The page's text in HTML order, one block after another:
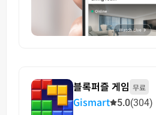
블록퍼즐 게임 무료
Gismart 5.0(304)